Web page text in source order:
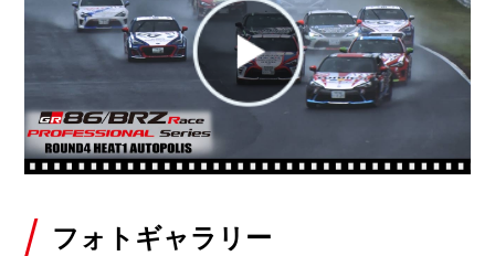
フォトギャラリー